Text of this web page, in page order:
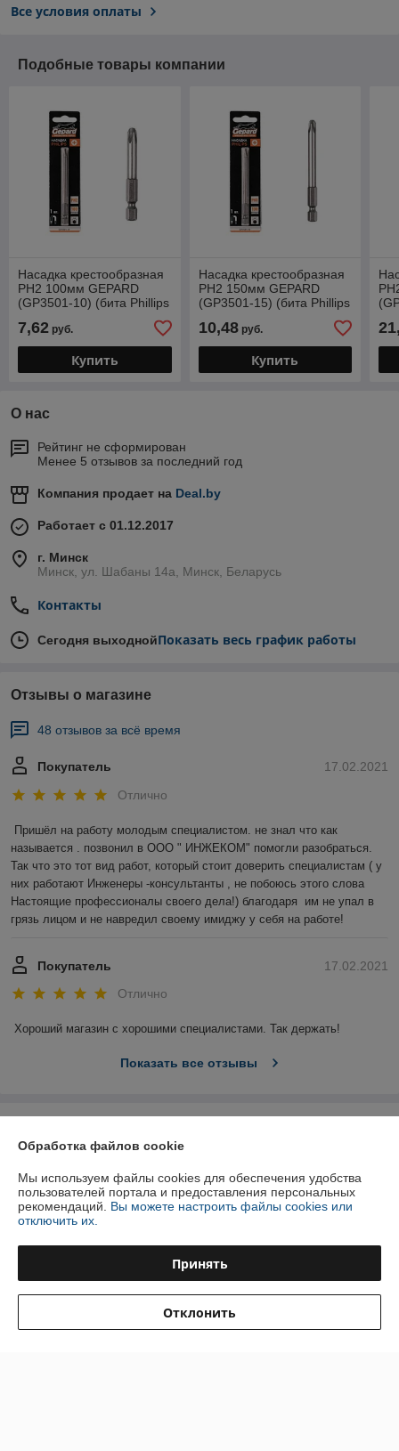
Все условия оплаты
Подобные товары компании
Насадка крестообразная
PH2 100мм GEPARD
(GP3501-10) (бита Phillips
7,62 руб.
Купить
Насадка крестообразная
PH2 150мм GEPARD
(GP3501-15) (бита Phillips
10,48руб.
Купить
О нас
Рейтинг не сформирован
Менее 5 отзывов за последний год
Компания продает на Deal.by
Работает с 01.12.2017
г. Минск
Минск, ул. Шабаны 14а, Минск, Беларусь
Контакты
Сегодня выходнойПоказать весь график работы
Отзывы о магазине
48 отзывов за всё время
17.02.2021
Покупатель
Отлично
Пришёл на работу молодым специалистом. не знал что как
называется . позвонил в ООО " ИНЖЕКОМ" помогли разобраться.
Так что это тот вид работ, который стоит доверить специалистам ( у
них работают Инженеры -консультанты , не побоюсь этого слова
Настоящие профессионалы своего дела!) благодаря  им не упал в
грязь лицом и не навредил своему имиджу у себя на работе!
17.02.2021
Покупатель
Отлично
Хороший магазин с хорошими специалистами. Так держать!
Показать все отзывы
Доставка и оплата
График работы
Политика обработки cookies
Обработка файлов cookie
Мы используем файлы cookies для обеспечения удобства
пользователей портала и предоставления персональных
рекомендаций. Вы можете настроить файлы cookies или
отключить их.
Принять
Отклонить